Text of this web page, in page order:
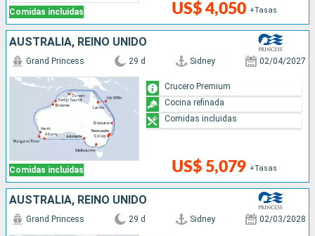
Comidas incluidas US$ 4,050 +Tasas
AUSTRALIA, REINO UNIDO
Comidas incluidas
Grand Princess 29 d Sidney 02/04/2027
US$ 5,079 +Tasas
Crucero Premium
Cocina refinada
Comidas incluidas
AUSTRALIA, REINO UNIDO
Grand Princess 29 d Sidney 02/03/2028